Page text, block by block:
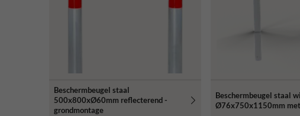
Beschermbeugel staal
500x800xØ60mm reflecterend -
grondmontage
Beschermbeugel staal
Ø76x750x1150mm